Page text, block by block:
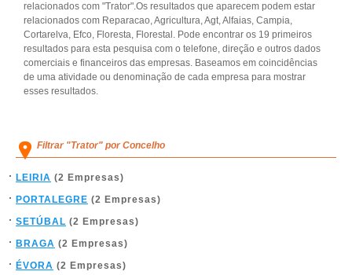
relacionados com "Trator".Os resultados que aparecem podem estar
relacionados com Reparacao, Agricultura, Agt, Alfaias, Campia,
Cortarelva, Efco, Floresta, Florestal. Pode encontrar os 19 primeiros
resultados para esta pesquisa com o telefone, direção e outros dados
comerciais e financeiros das empresas. Baseamos em coincidências
de uma atividade ou denominação de cada empresa para mostrar
esses resultados.
Filtrar "Trator" por Concelho
LEIRIA (2 Empresas)
PORTALEGRE (2 Empresas)
SETÚBAL (2 Empresas)
BRAGA (2 Empresas)
ÉVORA (2 Empresas)